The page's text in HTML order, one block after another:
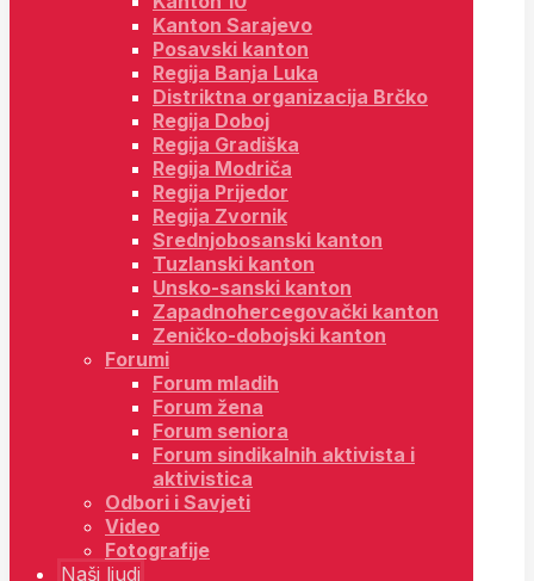
Kanton Sarajevo
Posavski kanton
Regija Banja Luka
Distriktna organizacija Brčko
Regija Doboj
Regija Gradiška
Regija Modriča
Regija Prijedor
Regija Zvornik
Srednjobosanski kanton
Tuzlanski kanton
Unsko-sanski kanton
Zapadnohercegovački kanton
Zeničko-dobojski kanton
Forumi
Forum mladih
Forum žena
Forum seniora
Forum sindikalnih aktivista i
aktivistica
Odbori i Savjeti
Video
Fotografije
Naši ljudi